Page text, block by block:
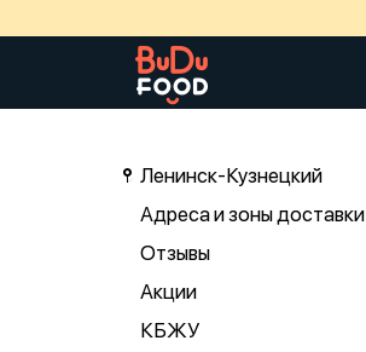
Ленинск-Кузнецкий
Адреса и зоны доставки
Отзывы
Акции
КБЖУ